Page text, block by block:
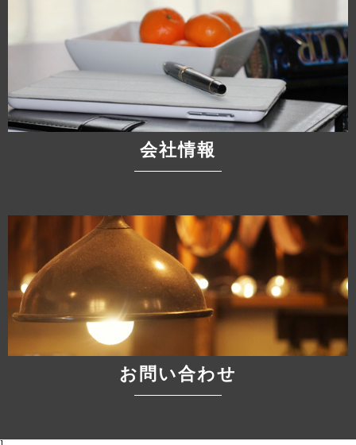
会社情報
お問い合わせ